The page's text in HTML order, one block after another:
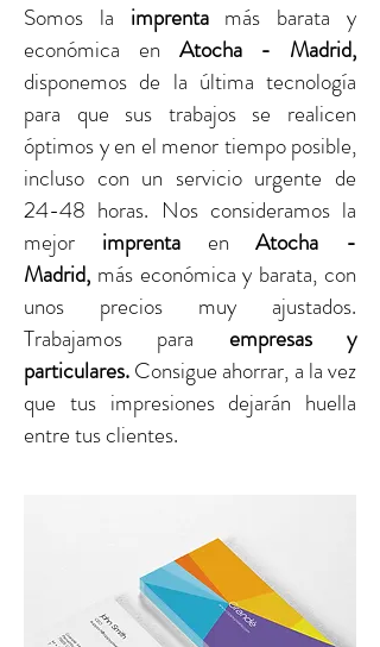
Somos la imprentamás barata y
económica en Atocha - Madrid,
disponemos de la última tecnología
para que sus trabajos se realicen
óptimos y en el menor tiempo posible,
incluso con un servicio urgente de
24-48 horas. Nos consideramos la
mejor imprentaenAtocha -
Madrid, más económica y barata, con
unos precios muy ajustados.
Trabajamos para empresas y
particulares.Consigue ahorrar, a la vez
que tus impresiones dejarán huella
entre tus clientes.